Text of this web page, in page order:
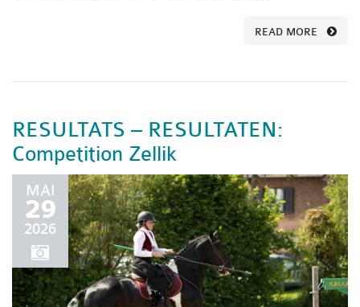
READ MORE
RESULTATS – RESULTATEN:
Competition Zellik
MAI
29
2026